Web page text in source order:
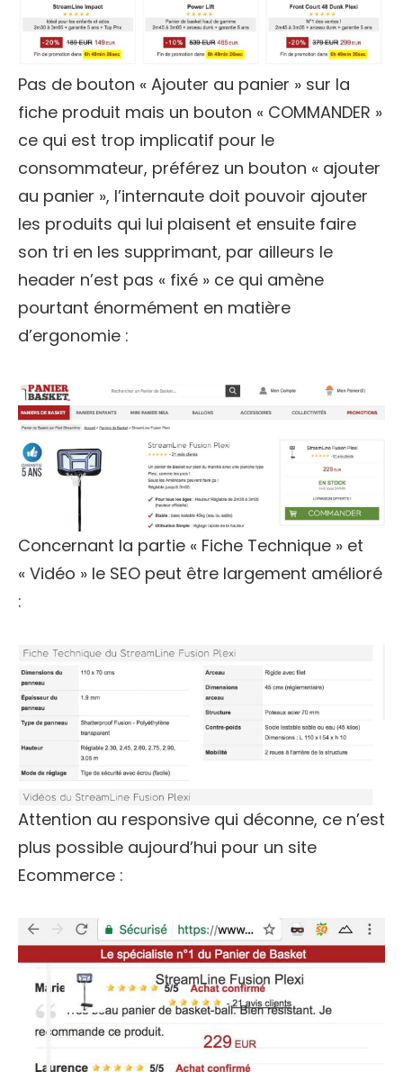
Pas de bouton « Ajouter au panier » sur la
fiche produit mais un bouton « COMMANDER »
ce qui est trop implicatif pour le
consommateur, préférez un bouton « ajouter
au panier », l’internaute doit pouvoir ajouter
les produits qui lui plaisent et ensuite faire
son tri en les supprimant, par ailleurs le
header n’est pas « fixé » ce qui amène
pourtant énormément en matière
d’ergonomie :
Concernant la partie « Fiche Technique » et
« Vidéo » le SEO peut être largement amélioré
:
Attention au responsive qui déconne, ce n’est
plus possible aujourd’hui pour un site
Ecommerce :